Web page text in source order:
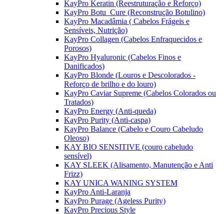
KayPro Keratin (Reestruturação e Reforço)
KayPro Botu_Cure (Reconstrução Botulino)
KayPro Macadâmia ( Cabelos Frágeis e
Sensíveis, Nutrição)
KayPro Collagen (Cabelos Enfraquecidos e
Porosos)
KayPro Hyaluronic (Cabelos Finos e
Danificados)
KayPro Blonde (Louros e Descolorados -
Reforço de brilho e do louro)
KayPro Caviar Supreme (Cabelos Colorados ou
Tratados)
KayPro Energy (Anti-queda)
KayPro Purity (Anti-caspa)
KayPro Balance (Cabelo e Couro Cabeludo
Oleoso)
KAY BIO SENSITIVE (couro cabeludo
sensível)
KAY SLEEK (Alisamento, Manutenção e Anti
Frizz)
KAY UNICA WANING SYSTEM
KayPro Anti-Laranja
KayPro Purage (Ageless Purity)
KayPro Precious Style